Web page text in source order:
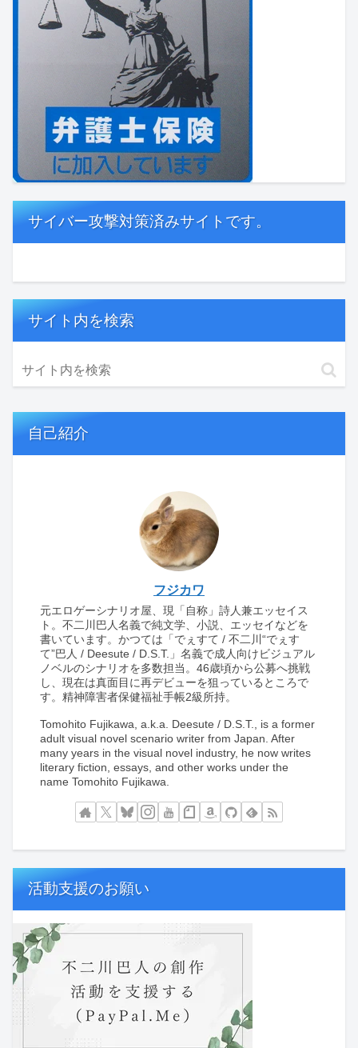
サイバー攻撃対策済みサイトです。
サイト内を検索
自己紹介
フジカワ
元エロゲーシナリオ屋、現「自称」詩人兼エッセイス
ト。不二川巴人名義で純文学、小説、エッセイなどを
書いています。かつては「でぇすて / 不二川“でぇす
て”巴人 / Deesute / D.S.T.」名義で成人向けビジュアル
ノベルのシナリオを多数担当。46歳頃から公募へ挑戦
し、現在は真面目に再デビューを狙っているところで
す。精神障害者保健福祉手帳2級所持。
Tomohito Fujikawa, a.k.a. Deesute / D.S.T., is a former
adult visual novel scenario writer from Japan. After
many years in the visual novel industry, he now writes
literary fiction, essays, and other works under the
name Tomohito Fujikawa.
活動支援のお願い